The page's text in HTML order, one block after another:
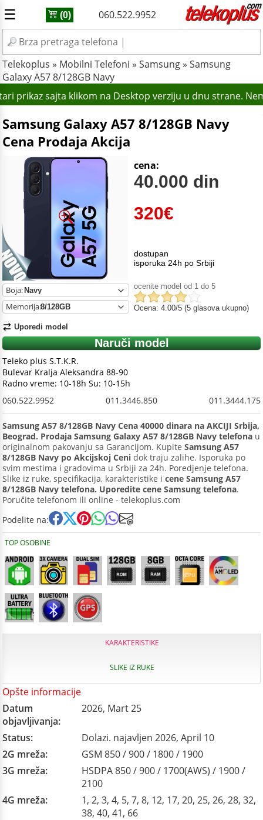
☰ (0) 060.522.9952
Telekoplus » Mobilni Telefoni » Samsung» Samsung
Galaxy A57 8/128GB Navy
prikaz sajta klikom na Desktop verziju u dnu strane.
Samsung Galaxy A57 8/128GB Navy
Cena Prodaja Akcija
Boja:
Memorija:
Uporedi model
320€
cena:
40.000 din
dostupan
isporuka 24h po Srbiji
ocenite model od 1 do 5
Ocena: 4.00/5 (5 glasova ukupno)
Naruči model
Teleko plus S.T.K.R.
Bulevar Kralja Aleksandra 88-90
Radno vreme: 10-18h Su: 10-15h
060.522.9952
011.3446.850 011.3444.175
Samsung A57 8/128GB Navy Cena 40000 dinara na AKCIJI Srbija,
Beograd. Prodaja Samsung Galaxy A57 8/128GB Navy telefona u
originalnom pakovanju sa Garancijom. Kupite Samsung A57
8/128GB Navy po Akcijskoj Ceni dok traju zalihe. Isporuka po
svim mestima i gradovima u Srbiji za 24h. Poredjenje telefona.
Slike iz ruke, specifikacija, karakteristike i cene Samsung A57
8/128GB Navy telefona. Uporedite cene Samsung telefona.
Poručite telefonom ili online - telekoplus.com
Podelite na:
TOP OSOBINE
KARAKTERISTIKE
SLIKE IZ RUKE
Opšte informacije
Datum
objavljivanja:
2026, Mart 25
Status:
Dolazi. najavljen 2026, April 10
2G mreža:
GSM 850 / 900 / 1800 / 1900
3G mreža:
HSDPA 850 / 900 / 1700(AWS) / 1900 /
2100
4G mreža:
1, 2, 3, 4, 5, 7, 8, 12, 17, 20, 25, 26, 28, 32,
38, 40, 41, 66